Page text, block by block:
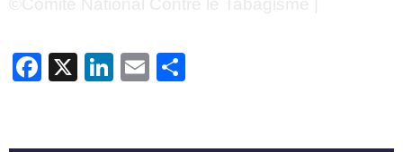
Facebook
X LinkedIn
Email